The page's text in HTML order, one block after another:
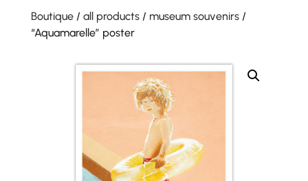
Boutique/ all products/ museum souvenirs/
“Aquamarelle” poster